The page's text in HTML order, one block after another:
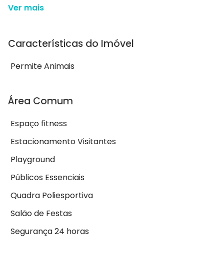
Ver mais
Características do Imóvel
Permite Animais
Área Comum
Espaço fitness
Estacionamento Visitantes
Playground
Públicos Essenciais
Quadra Poliesportiva
Salão de Festas
Segurança 24 horas